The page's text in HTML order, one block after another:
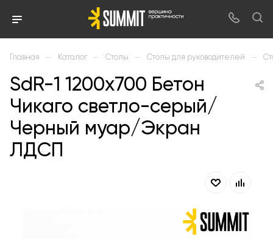
Главная — Каталог — Столы — Столы для руководителей —
SdR-1 1200х700 Бетон
Чикаго светло-серый/
Черный муар/Экран
ЛДСП